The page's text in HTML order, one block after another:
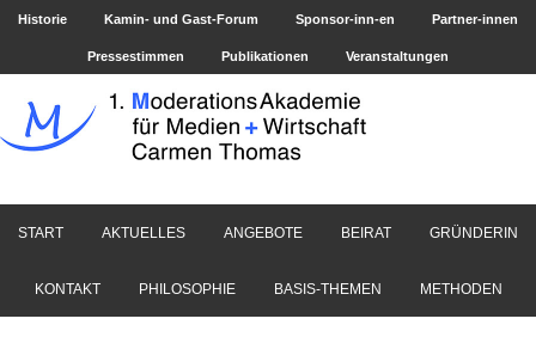
Historie Kamin- und Gast-Forum Sponsor-inn-en Partner-innen
Pressestimmen Publikationen Veranstaltungen
START AKTUELLES ANGEBOTE BEIRAT GRÜNDERIN
KONTAKT PHILOSOPHIE BASIS-THEMEN METHODEN